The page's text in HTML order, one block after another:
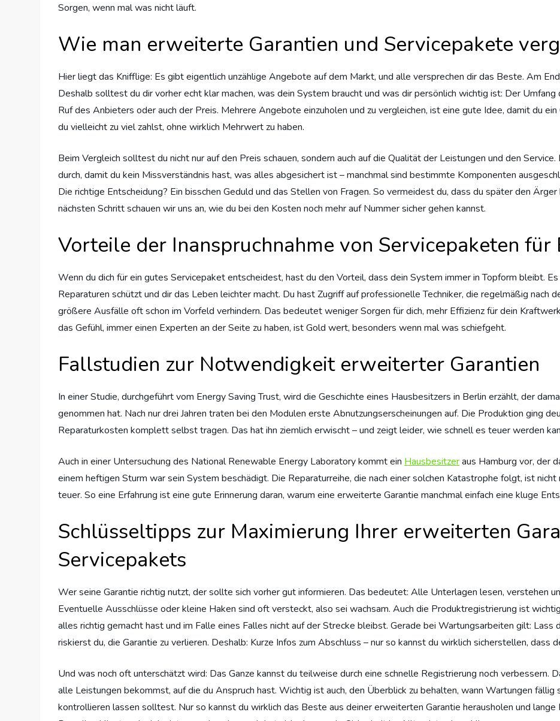
Sorgen, wenn mal was nicht läuft.
Wie man erweiterte Garantien und Servicepakete
Hier liegt das Knifflige: Es gibt eigentlich unzählige Angebote auf dem Markt, und alle versprechen dir das Beste. Am
Deshalb solltest du dir vorher echt klar machen, was dein System braucht und was dir persönlich wichtig ist: Der
Ruf des Anbieters oder auch der Preis. Mehrere Angebote einzuholen und zu vergleichen, ist eine gute Idee, damit du
du vielleicht zu viel zahlst, ohne wirklich Mehrwert zu haben.
Beim Vergleich solltest du nicht nur auf den Preis schauen, sondern auch auf die Qualität der Leistungen und den
durch, damit du kein Missverständnis hast, was alles abgesichert ist – manchmal sind bestimmte Komponenten
Die richtige Entscheidung? Ein bisschen Geduld und das Stellen von Fragen. So vermeidest du, dass du später den
nächsten Schritt schauen wir uns an, wie du bei den Kosten noch mehr auf Nummer sicher gehen kannst.
Vorteile der Inanspruchnahme von Servicepaketen
Wenn du dich für ein gutes Servicepaket entscheidest, hast du den Vorteil, dass dein System immer in Topform bleibt.
Reparaturen schützt und dir das Leben leichter macht. Du hast Zugriff auf professionelle Techniker, die regelmäßig nach
größere Ausfälle oft schon im Vorfeld verhindern. Das bedeutet weniger Sorgen für dich, mehr Effizienz für dein
das Gefühl, immer einen Experten an der Seite zu haben, ist Gold wert, besonders wenn mal was schiefgeht.
Fallstudien zur Notwendigkeit erweiterter Garantien
In einer Studie, durchgeführt vom Energy Saving Trust, wird die Geschichte eines Hausbesitzers in Berlin erzählt, der
genommen hat. Nach nur drei Jahren traten bei den Modulen erste Abnutzungserscheinungen auf. Die Produktion ging
Reparaturkosten komplett selbst tragen. Das hat ihn ziemlich erwischt – und zeigt leider, wie schnell es teuer werden
Auch in einer Untersuchung des National Renewable Energy Laboratory kommt ein Hausbesitzeraus Hamburg vor, der
einem heftigen Sturm war sein System beschädigt. Die Reparaturreihe, die nach einer solchen Katastrophe folgt, ist nicht
teuer. So eine Erfahrung ist eine gute Erinnerung daran, warum eine erweiterte Garantie manchmal einfach eine kluge
Schlüsseltipps zur Maximierung Ihrer erweiterten
Servicepakets
Wer seine Garantie richtig nutzt, der sollte sich vorher gut informieren. Das bedeutet: Alle Unterlagen lesen, verstehen
Eventuelle Ausschlüsse oder kleine Haken sind oft versteckt, also sei wachsam. Auch die Produktregistrierung ist
alles richtig gemacht hast und im Falle eines Falles nicht auf der Strecke bleibst. Gerade bei Wartungsarbeiten gilt: Lass
riskierst du, die Garantie zu verlieren. Deshalb: Kurze Infos zum Abschluss – nur so kannst du wirklich sicherstellen, dass
Und was noch oft unterschätzt wird: Das Ganze kannst du teilweise durch eine schnelle Registrierung noch verbessern.
alle Leistungen bekommst, auf die du Anspruch hast. Wichtig ist auch, den Überblick zu behalten, wann Wartungen
kontrollieren lassen solltest. Nur so kannst du wirklich das Beste aus deiner erweiterten Garantie herausholen und